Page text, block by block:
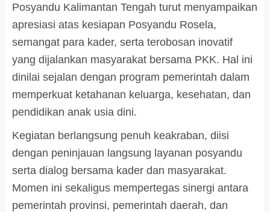
Posyandu Kalimantan Tengah turut menyampaikan
apresiasi atas kesiapan Posyandu Rosela,
semangat para kader, serta terobosan inovatif
yang dijalankan masyarakat bersama PKK. Hal ini
dinilai sejalan dengan program pemerintah dalam
memperkuat ketahanan keluarga, kesehatan, dan
pendidikan anak usia dini.
Kegiatan berlangsung penuh keakraban, diisi
dengan peninjauan langsung layanan posyandu
serta dialog bersama kader dan masyarakat.
Momen ini sekaligus mempertegas sinergi antara
pemerintah provinsi, pemerintah daerah, dan